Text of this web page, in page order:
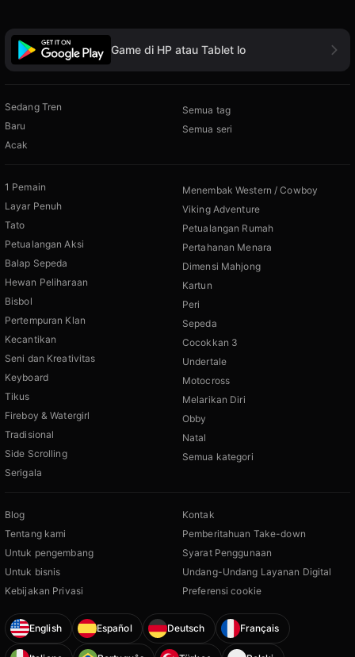
Game di HP atau Tablet lo
Sedang Tren
Baru
Acak
Semua tag
Semua seri
1 Pemain
Layar Penuh
Tato
Petualangan Aksi
Balap Sepeda
Hewan Peliharaan
Bisbol
Pertempuran Klan
Kecantikan
Seni dan Kreativitas
Keyboard
Tikus
Fireboy & Watergirl
Tradisional
Side Scrolling
Serigala
Menembak Western / Cowboy
Viking Adventure
Petualangan Rumah
Pertahanan Menara
Dimensi Mahjong
Kartun
Peri
Sepeda
Cocokkan 3
Undertale
Motocross
Melarikan Diri
Obby
Natal
Semua kategori
Blog
Tentang kami
Untuk pengembang
Untuk bisnis
Kebijakan Privasi
Kontak
Pemberitahuan Take-down
Syarat Penggunaan
Undang-Undang Layanan Digital
Preferensi cookie
English Español Deutsch Français